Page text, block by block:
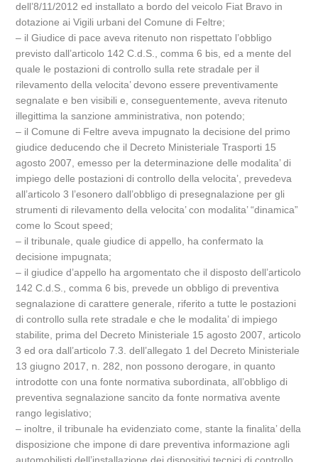
dell’8/11/2012 ed installato a bordo del veicolo Fiat Bravo in
dotazione ai Vigili urbani del Comune di Feltre;
– il Giudice di pace aveva ritenuto non rispettato l’obbligo
previsto dall’articolo 142 C.d.S., comma 6 bis, ed a mente del
quale le postazioni di controllo sulla rete stradale per il
rilevamento della velocita’ devono essere preventivamente
segnalate e ben visibili e, conseguentemente, aveva ritenuto
illegittima la sanzione amministrativa, non potendo;
– il Comune di Feltre aveva impugnato la decisione del primo
giudice deducendo che il Decreto Ministeriale Trasporti 15
agosto 2007, emesso per la determinazione delle modalita’ di
impiego delle postazioni di controllo della velocita’, prevedeva
all’articolo 3 l’esonero dall’obbligo di presegnalazione per gli
strumenti di rilevamento della velocita’ con modalita’ “dinamica”
come lo Scout speed;
– il tribunale, quale giudice di appello, ha confermato la
decisione impugnata;
– il giudice d’appello ha argomentato che il disposto dell’articolo
142 C.d.S., comma 6 bis, prevede un obbligo di preventiva
segnalazione di carattere generale, riferito a tutte le postazioni
di controllo sulla rete stradale e che le modalita’ di impiego
stabilite, prima del Decreto Ministeriale 15 agosto 2007, articolo
3 ed ora dall’articolo 7.3. dell’allegato 1 del Decreto Ministeriale
13 giugno 2017, n. 282, non possono derogare, in quanto
introdotte con una fonte normativa subordinata, all’obbligo di
preventiva segnalazione sancito da fonte normativa avente
rango legislativo;
– inoltre, il tribunale ha evidenziato come, stante la finalita’ della
disposizione che impone di dare preventiva informazione agli